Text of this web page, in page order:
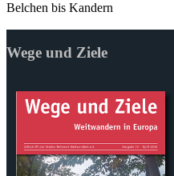
Belchen bis Kandern
Wege und Ziele